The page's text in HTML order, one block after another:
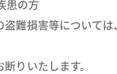
患の方
盗難損害等について
りいたします。